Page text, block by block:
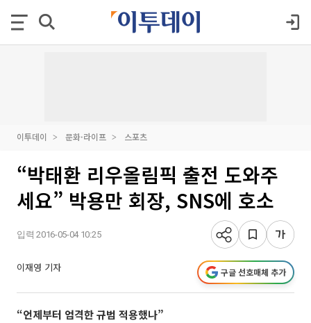
이투데이 문화·라이프 스포츠
“박태환 리우올림픽 출전 도와주
세요” 박용만 회장, SNS에 호소
입력 2016-05-04 10:25
이재영 기자 구글 선호매체 추가
“언제부터 엄격한 규범 적용했나”